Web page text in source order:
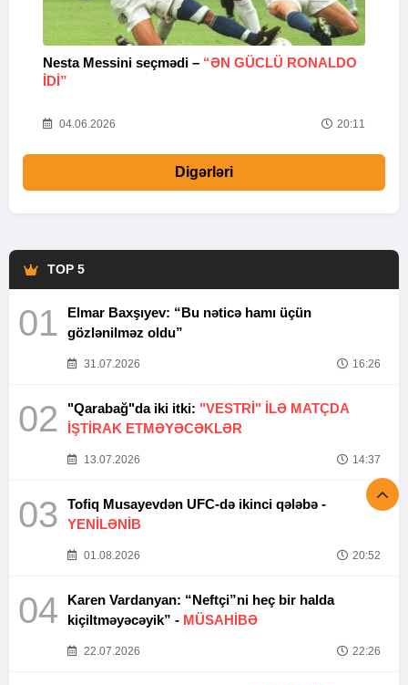
Nesta Messini seçmədi – “ƏN GÜCLÜ RONALDO
IDI”
04.06.2026 20:11
Digərləri
TOP 5
01
Elmar Baxşıyev: “Bu nəticə hamı üçün
gözlənilməz oldu”
31.07.2026 16:26
02 "Qarabağ"da iki itki: "VESTRİ" İLƏ MATÇDA
İŞTİRAK ETMƏYƏCƏKLƏR
13.07.2026 14:37
03
Tofiq Musayevdən UFC-də ikinci qələbə -
YENİLƏNİB
01.08.2026 20:52
04
Karen Vardanyan: “Neftçi”ni heç bir halda
kiçiltməyəcəyik” - MÜSAHİBƏ
22.07.2026 22:26